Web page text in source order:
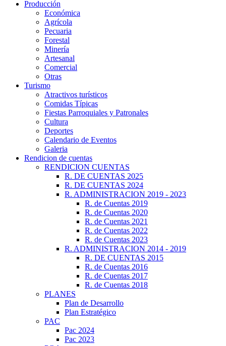
Producción
Económica
Agrícola
Pecuaria
Forestal
Minería
Artesanal
Comercial
Otras
Turismo
Atractivos turísticos
Comidas Típicas
Fiestas Parroquiales y Patronales
Cultura
Deportes
Calendario de Eventos
Galeria
Rendicion de cuentas
RENDICION CUENTAS
R. DE CUENTAS 2025
R. DE CUENTAS 2024
R. ADMINISTRACION 2019 - 2023
R. de Cuentas 2019
R. de Cuentas 2020
R. de Cuentas 2021
R. de Cuentas 2022
R. de Cuentas 2023
R. ADMINISTRACION 2014 - 2019
R. DE CUENTAS 2015
R. de Cuentas 2016
R. de Cuentas 2017
R. de Cuentas 2018
PLANES
Plan de Desarrollo
Plan Estratégico
PAC
Pac 2024
Pac 2023